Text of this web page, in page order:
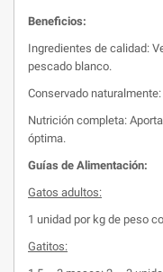
Beneficios:
Ingredientes de calidad:
pescado blanco.
Conservado
Nutrición completa:
óptima.
Guías de Alimentación:
Gatos adultos:
1 unidad por kg de peso
Gatitos: